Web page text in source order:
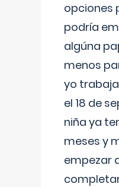
opciones
podría
algúna
menos
yo
el 18 de
niña ya
meses y
empezar